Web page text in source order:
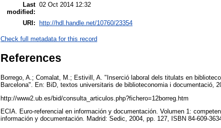
Last
modified:
02 Oct 2014 12:32
URI: http://hdl.handle.net/10760/23354
Check full metadata for this record
References
Borrego, A.; Comalat, M.; Estivill, A. "Inserció laboral dels titulats en
Barcelona". En: BiD, textos universitaris de biblioteconomia i documentació,
http://www2.ub.es/bid/consulta_articulos.php?fichero=12borreg.htm
ECIA. Euro-referencial en información y documentación. Volumen 1:
información y documentación. Madrid: Sedic, 2004, pp. 127, ISBN 84-609-